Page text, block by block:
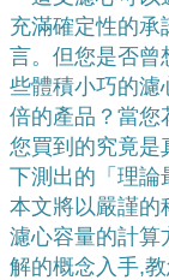
充滿確定性的承
言。但您是否曾
些體積小巧的濾
倍的產品？當您
您買到的究竟是
下測出的「理論
本文將以嚴謹的
濾心容量的計算
解的概念入手,